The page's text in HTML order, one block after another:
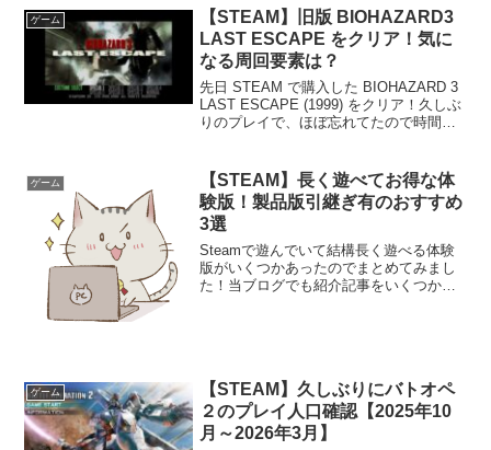
ゲーム
【STEAM】旧版 BIOHAZARD3
LAST ESCAPE をクリア！気に
なる周回要素は？
先日 STEAM で購入した BIOHAZARD 3
LAST ESCAPE (1999) をクリア！久しぶ
りのプレイで、ほぼ忘れてたので時間は
ラフィックは当然落ちま...
ゲーム
【STEAM】長く遊べてお得な体
験版！製品版引継ぎ有のおすすめ
3選
Steamで遊んでいて結構長く遊べる体験
版がいくつかあったのでまとめてみまし
た！当ブログでも紹介記事をいくつか書
ゲーム
【STEAM】久しぶりにバトオペ
２のプレイ人口確認【2025年10
月～2026年3月】